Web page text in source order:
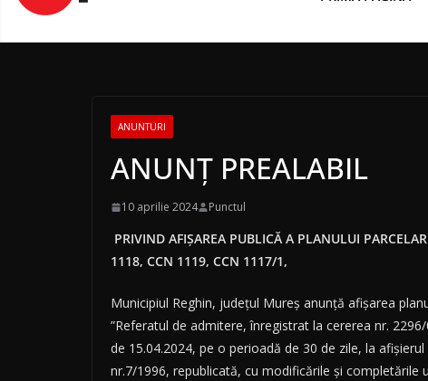
conținut
ANUNTURI
ANUNȚ PREALABIL
10 aprilie 2024 Punctul
PRIVIND AFIȘAREA PUBLICĂ A PLANULUI
1118, CCN 1119, CCN 1117/1,
Municipiul Reghin, județul Mureș anunță afișarea
”Referatul de admitere, înregistrat la cererea nr.
de 15.04.2024, pe o perioadă de 30 de zile, la
nr.7/1996, republicată, cu modificările și completările